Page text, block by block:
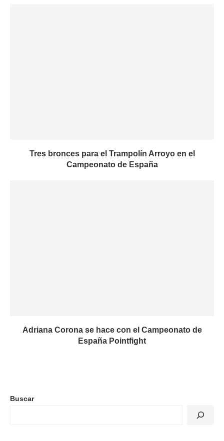
Tres bronces para el Trampolín Arroyo en el
Campeonato de España
Adriana Corona se hace con el Campeonato de
España Pointfight
Buscar